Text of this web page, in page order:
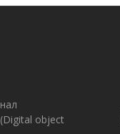
object